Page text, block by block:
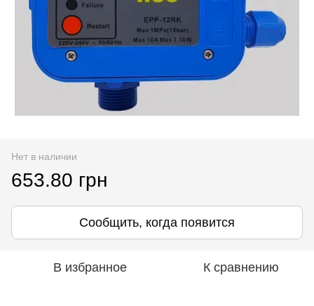
Нет в наличии
653.80 грн
Сообщить, когда появится
В избранное К сравнению